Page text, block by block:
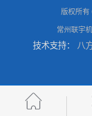
版权所有
常州联宇
技术支持： 八